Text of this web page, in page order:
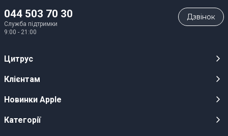
044 503 70 30
Служба підтримки
9:00 - 21:00
Дзвiнок
Цитрус
Кар’єра
Оптовим клієнтам
Клієнтам
Публічні оферти
Новинки Apple
iPhone 17
Категорії